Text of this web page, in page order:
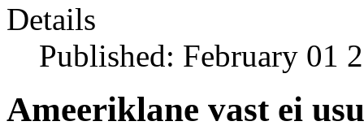
Details
Published: February 01
Ameeriklane vast ei